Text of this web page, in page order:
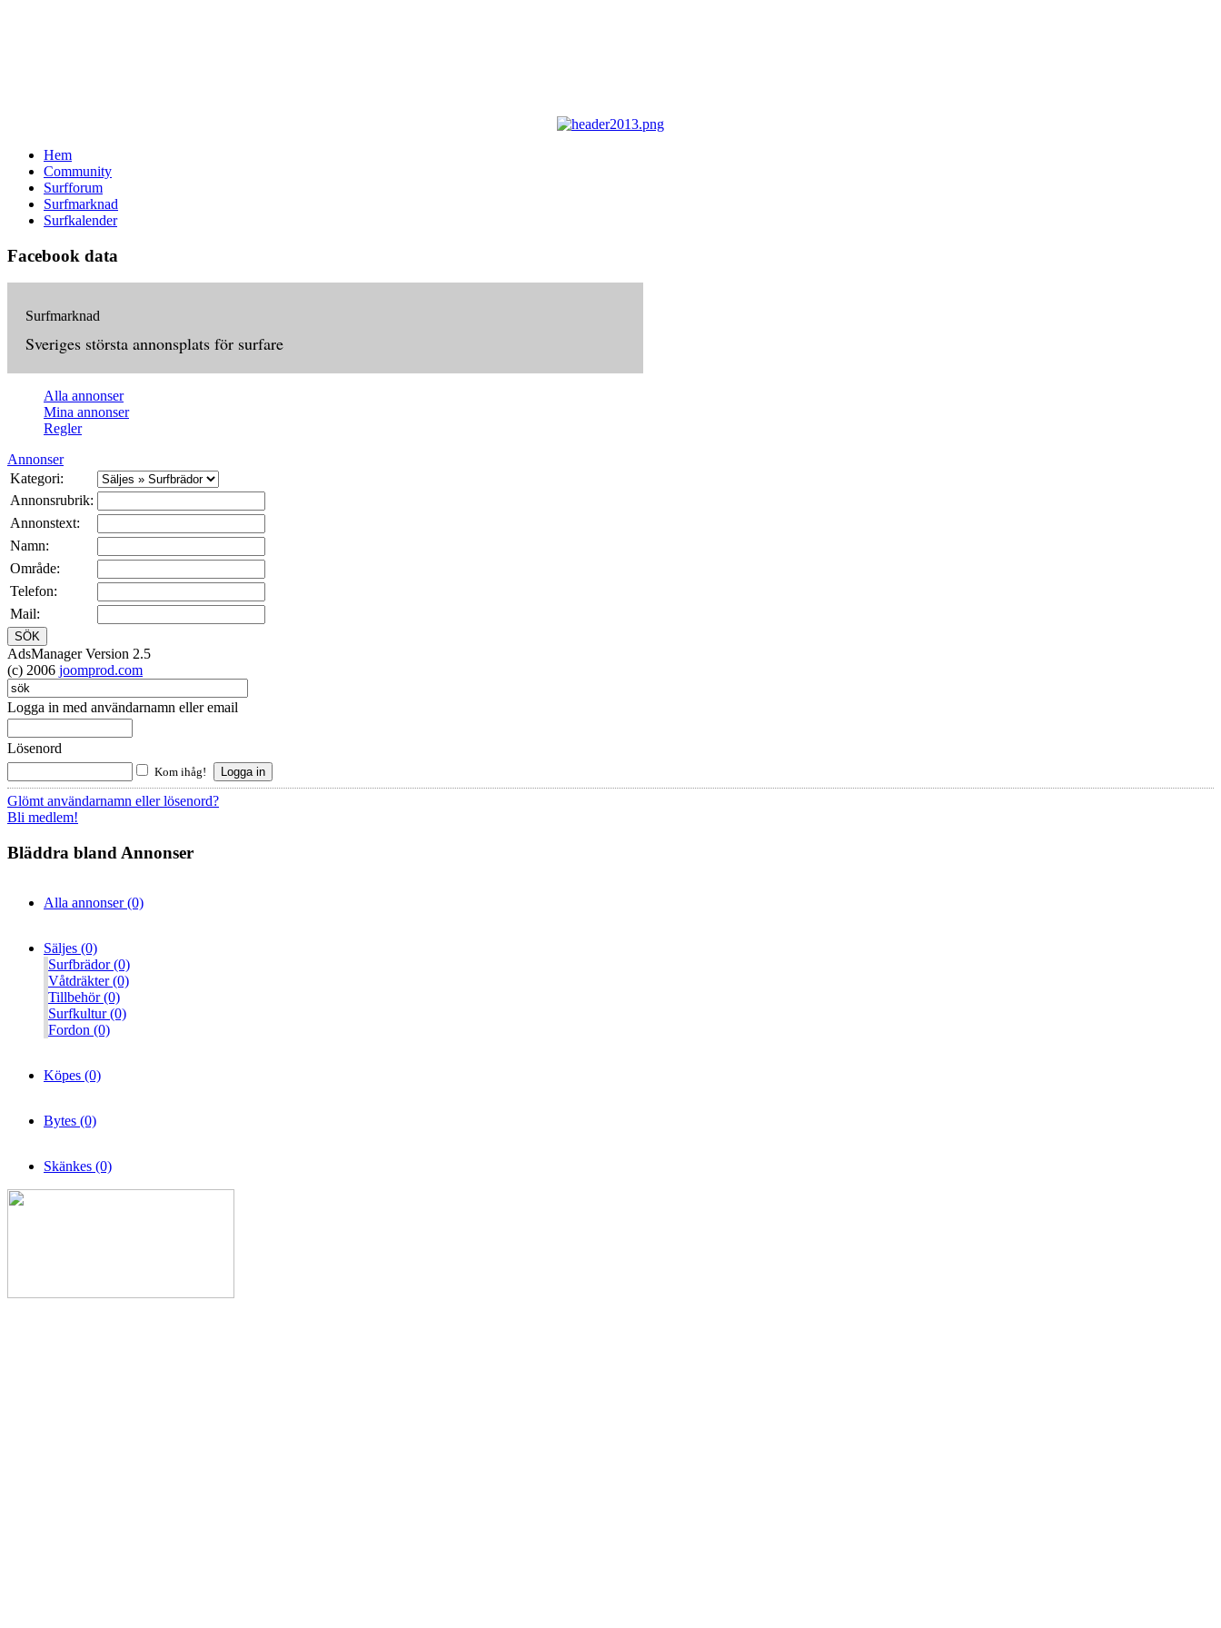
Hem
Community
Surfforum
Surfmarknad
Surfkalender
Facebook data
Surfmarknad
Sveriges största annonsplats för surfare
Alla annonser
Mina annonser
Regler
Annonser
Kategori:
Annonsrubrik:
Annonstext:
Namn:
Område:
Telefon:
Mail:
AdsManager Version 2.5
(c) 2006 joomprod.com
Logga in med användarnamn eller email
Lösenord
Kom ihåg!
Glömt användarnamn eller lösenord?
Bli medlem!
Bläddra bland Annonser
Alla annonser (0)
Säljes (0)
Surfbrädor (0)
Våtdräkter (0)
Tillbehör (0)
Surfkultur (0)
Fordon (0)
Köpes (0)
Bytes (0)
Skänkes (0)